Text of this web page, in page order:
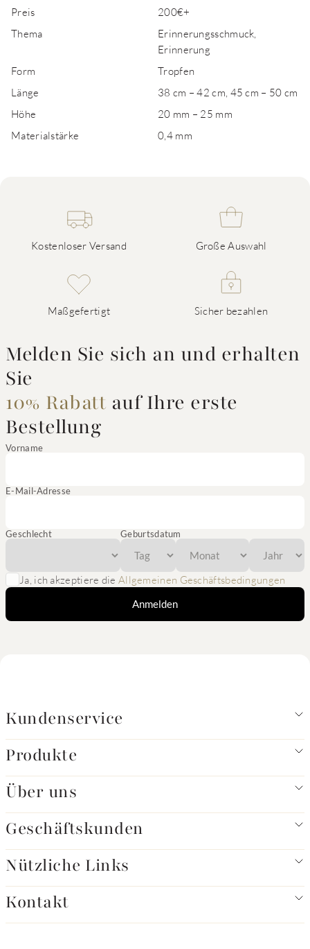
Preis
200€+
Thema
Erinnerungsschmuck,
Erinnerung
Form
Tropfen
Länge
38 cm – 42 cm, 45 cm – 50 cm
Höhe
20 mm – 25 mm
Materialstärke
0,4 mm
Kostenloser Versand Große Auswahl
Maßgefertigt Sicher bezahlen
Melden Sie sich an und erhalten
Sie
10% Rabatt auf Ihre erste
Bestellung
Vorname
E-Mail-Adresse
Geschlecht Geburtsdatum
Ja, ich akzeptiere die Allgemeinen Geschäftsbedingungen
Anmelden
Kundenservice
Produkte
Über uns
Geschäftskunden
Nützliche Links
Kontakt